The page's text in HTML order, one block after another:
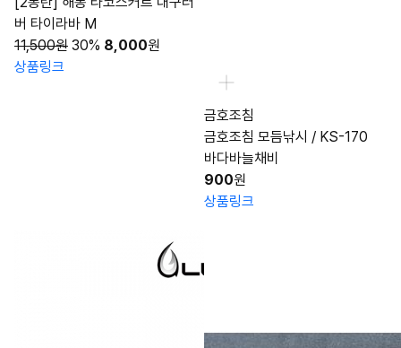
버 타이라바 M
11,500원 30% 8,000원
상품링크
금호조침
금호조침 모듬낚시 / KS-170
바다바늘채비
900원
상품링크